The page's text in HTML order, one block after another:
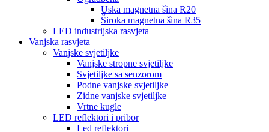
Uska magnetna šina R20
Široka magnetna šina R35
LED industrijska rasvjeta
Vanjska rasvjeta
Vanjske svjetiljke
Vanjske stropne svjetiljke
Svjetiljke sa senzorom
Podne vanjske svjetiljke
Zidne vanjske svjetiljke
Vrtne kugle
LED reflektori i pribor
Led reflektori